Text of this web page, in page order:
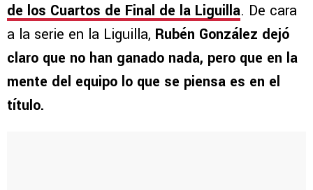
de los Cuartos de Final de la Liguilla. De cara
a la serie en la Liguilla, Rubén González dejó
claro que no han ganado nada, pero que en la
mente del equipo lo que se piensa es en el
título.